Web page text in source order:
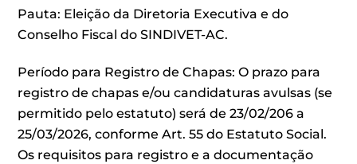
Pauta: Eleição da Diretoria Executiva e do
Conselho Fiscal do SINDIVET-AC.
Período para Registro de Chapas: O prazo para
registro de chapas e/ou candidaturas avulsas (se
permitido pelo estatuto) será de 23/02/206 a
25/03/2026, conforme Art. 55 do Estatuto Social.
Os requisitos para registro e a documentação